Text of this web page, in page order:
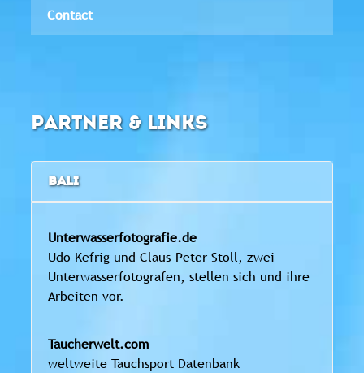
Contact
PARTNER & LINKS
BALI
Unterwasserfotografie.de
Udo Kefrig und Claus-Peter Stoll, zwei
Unterwasserfotografen, stellen sich und ihre
Arbeiten vor.
Taucherwelt.com
weltweite Tauchsport Datenbank